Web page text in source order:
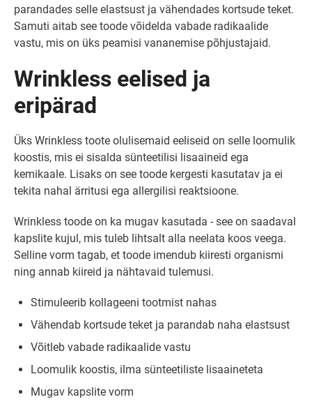
parandades selle elastsust ja vähendades kortsude teket.
Samuti aitab see toode võidelda vabade radikaalide
vastu, mis on üks peamisi vananemise põhjustajaid.
Wrinkless eelised ja
eripärad
Üks Wrinkless toote olulisemaid eeliseid on selle loomulik
koostis, mis ei sisalda sünteetilisi lisaaineid ega
kemikaale. Lisaks on see toode kergesti kasutatav ja ei
tekita nahal ärritusi ega allergilisi reaktsioone.
Wrinkless toode on ka mugav kasutada - see on saadaval
kapslite kujul, mis tuleb lihtsalt alla neelata koos veega.
Selline vorm tagab, et toode imendub kiiresti organismi
ning annab kiireid ja nähtavaid tulemusi.
Stimuleerib kollageeni tootmist nahas
Vähendab kortsude teket ja parandab naha elastsust
Võitleb vabade radikaalide vastu
Loomulik koostis, ilma sünteetiliste lisaaineteta
Mugav kapslite vorm